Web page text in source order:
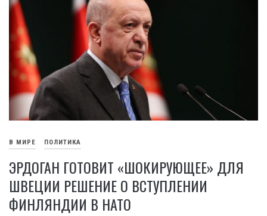
В МИРЕ ПОЛИТИКА
ЭРДОГАН ГОТОВИТ «ШОКИРУЮЩЕЕ» ДЛЯ
ШВЕЦИИ РЕШЕНИЕ О ВСТУПЛЕНИИ
ФИНЛЯНДИИ В НАТО